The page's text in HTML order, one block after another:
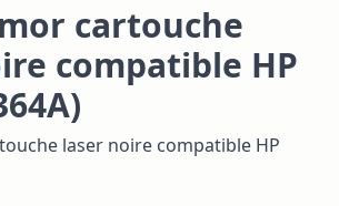
cartouche
compatible HP
laser noire compatible HP